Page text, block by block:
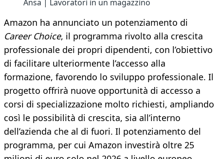
Ansa | Lavoratori in un magazzino
Amazon ha annunciato un potenziamento di
Career Choice, il programma rivolto alla crescita
professionale dei propri dipendenti, con l’obiettivo
di facilitare ulteriormente l’accesso alla
formazione, favorendo lo sviluppo professionale. Il
progetto offrirà nuove opportunità di accesso a
corsi di specializzazione molto richiesti, ampliando
così le possibilità di crescita, sia all’interno
dell’azienda che al di fuori. Il potenziamento del
programma, per cui Amazon investirà oltre 25